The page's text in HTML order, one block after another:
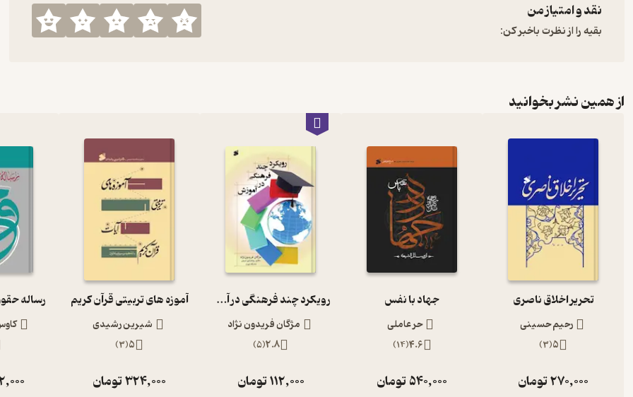
نقد و امتیاز من
بقیه را از نظرت باخبر کن:
از همین نشر بخوانید
تحریر اخلاق ناصری
رحیم حسینی
5
(
3
)
270,000تومان
جهاد با نفس
حر عاملی
4.6
(
14
)
540,000تومان
رویکرد چند فرهنگی در آموزش
مژگان فریدون نژاد
2.8
(
5
)
112,000تومان
آموزه های تربیتی قرآن کریم
شیرین رشیدی
5
(
3
)
324,000تومان
رساله